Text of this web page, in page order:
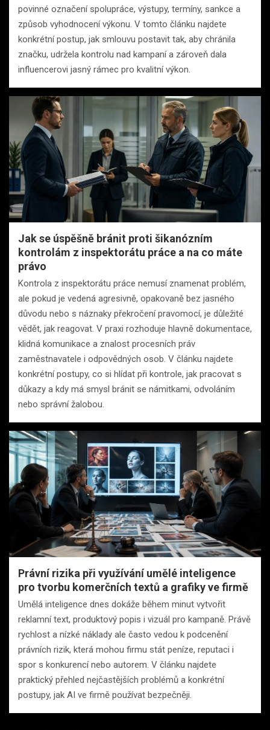
povinné označení spolupráce, výstupy, termíny, sankce a
způsob vyhodnocení výkonu. V tomto článku najdete
konkrétní postup, jak smlouvu postavit tak, aby chránila
značku, udržela kontrolu nad kampaní a zároveň dala
influencerovi jasný rámec pro kvalitní výkon.
Jak se úspěšně bránit proti šikanózním
kontrolám z inspektorátu práce a na co máte
právo
Kontrola z inspektorátu práce nemusí znamenat problém,
ale pokud je vedená agresivně, opakovaně bez jasného
důvodu nebo s náznaky překročení pravomocí, je důležité
vědět, jak reagovat. V praxi rozhoduje hlavně dokumentace,
klidná komunikace a znalost procesních práv
zaměstnavatele i odpovědných osob. V článku najdete
konkrétní postupy, co si hlídat při kontrole, jak pracovat s
důkazy a kdy má smysl bránit se námitkami, odvoláním
nebo správní žalobou.
Právní rizika při využívání umělé inteligence
pro tvorbu komerčních textů a grafiky ve firmě
Umělá inteligence dnes dokáže během minut vytvořit
reklamní text, produktový popis i vizuál pro kampaně. Právě
rychlost a nízké náklady ale často vedou k podcenění
právních rizik, která mohou firmu stát peníze, reputaci i
spor s konkurencí nebo autorem. V článku najdete
praktický přehled nejčastějších problémů a konkrétní
postupy, jak AI ve firmě používat bezpečněji.